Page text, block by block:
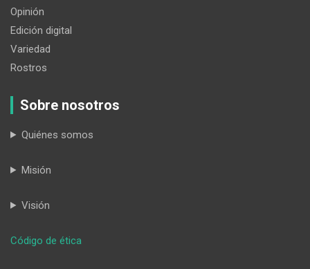
Opinión
Edición digital
Variedad
Rostros
Sobre nosotros
Quiénes somos
Misión
Visión
Código de ética